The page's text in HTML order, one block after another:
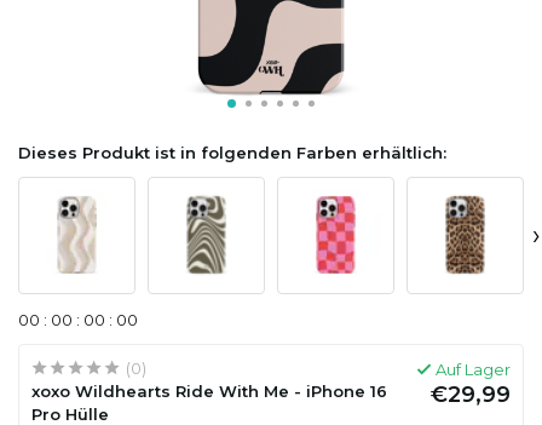
Dieses Produkt ist in folgenden Farben erhältlich:
›
00 : 00 : 00 : 00
(0)
xoxo Wildhearts Ride With Me - iPhone 16
Pro Hülle
Auf Lager
€29,99